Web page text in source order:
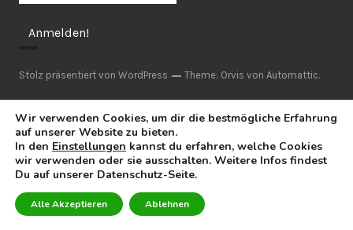
Stolz präsentiert von WordPress Theme: Orvis vonAutomattic.
Wir verwenden Cookies, um dir die bestmögliche Erfahrung
auf unserer Website zu bieten.
In den Einstellungen kannst du erfahren, welche Cookies
wir verwenden oder sie ausschalten. Weitere Infos findest
Du auf unserer Datenschutz-Seite.
Alle Akzeptieren Ablehnen